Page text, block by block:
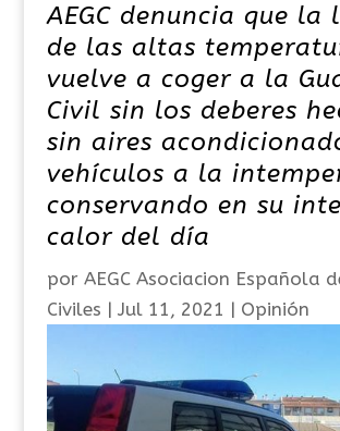
AEGC denuncia que la
de las altas
vuelve a coger a la
Civil sin los deberes
sin aires
vehículos a la
conservando en su
calor del día
por AEGC Asociacion Española
Civiles | Jul 11, 2021 | Opinión